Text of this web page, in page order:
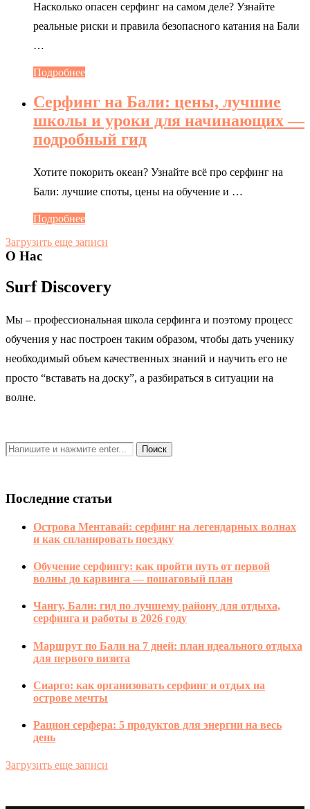
Насколько опасен серфинг на самом деле? Узнайте
реальные риски и правила безопасного катания на Бали
…
Подробнее
Серфинг на Бали: цены, лучшие
школы и уроки для начинающих —
подробный гид
Хотите покорить океан? Узнайте всё про серфинг на
Бали: лучшие споты, цены на обучение и …
Подробнее
Загрузить еще записи
О Нас
Surf Discovery
Мы – профессиональная школа серфинга и поэтому процесс
обучения у нас построен таким образом, чтобы дать ученику
необходимый объем качественных знаний и научить его не
просто “вставать на доску”, а разбираться в ситуации на
волне.
Последние статьи
Острова Ментавай: серфинг на легендарных волнах
и как спланировать поездку
Обучение серфингу: как пройти путь от первой
волны до карвинга — пошаговый план
Чангу, Бали: гид по лучшему району для отдыха,
серфинга и работы в 2026 году
Маршрут по Бали на 7 дней: план идеального отдыха
для первого визита
Сиарго: как организовать серфинг и отдых на
острове мечты
Рацион серфера: 5 продуктов для энергии на весь
день
Загрузить еще записи